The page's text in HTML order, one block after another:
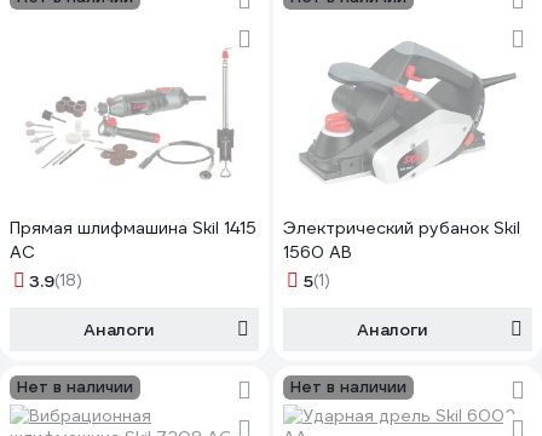
Прямая шлифмашина Skil 1415
AC
3.9(18)
Аналоги
Электрический рубанок Skil
1560 AB
5(1)
Аналоги
Нет в наличии Нет в наличии